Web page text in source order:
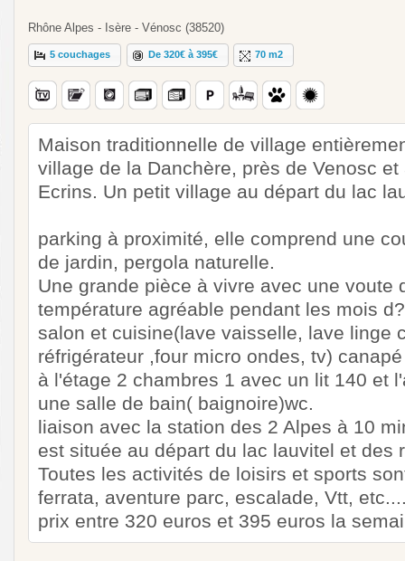
Rhône Alpes - Isère - Vénosc (38520)
5 couchages De 320€ à 395€ 70 m2
Maison traditionnelle de village
village de la Danchère, près de Venosc
Ecrins. Un petit village au départ du lac
parking à proximité, elle comprend une
de jardin, pergola naturelle.
Une grande pièce à vivre avec une voute
température agréable pendant les mois
salon et cuisine(lave vaisselle, lave linge
réfrigérateur ,four micro ondes, tv)
à l'étage 2 chambres 1 avec un lit 140 et
une salle de bain( baignoire)wc.
liaison avec la station des 2 Alpes à 10
est située au départ du lac lauvitel et des
Toutes les activités de loisirs et sports
ferrata, aventure parc, escalade, Vtt,
prix entre 320 euros et 395 euros la